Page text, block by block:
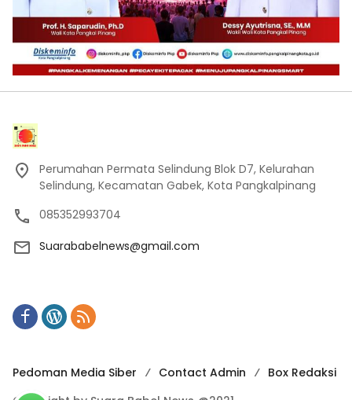
Perumahan Permata Selindung Blok D7, Kelurahan
Selindung, Kecamatan Gabek, Kota Pangkalpinang
085352993704
Suarababelnews@gmail.com
Pedoman Media Siber Contact Admin
Box Redaksi